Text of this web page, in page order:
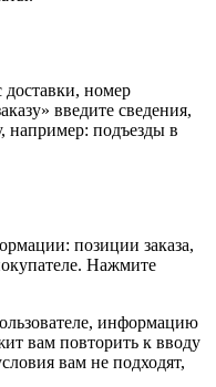
номер
введите сведения,
например: подъезды в
позиции заказа,
Нажмите
информацию
вам повторить к вводу
вам не подходят,